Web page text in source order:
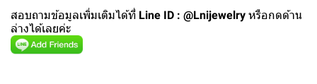
สอบถามข้อมูลเพิ่มเติมได้ที่ Line ID : @Lnijewelry หรือกดด้าน
ล่างได้เลยค่ะ